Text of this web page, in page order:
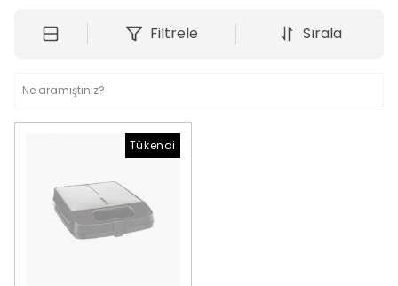
Filtrele Sırala
Tükendi